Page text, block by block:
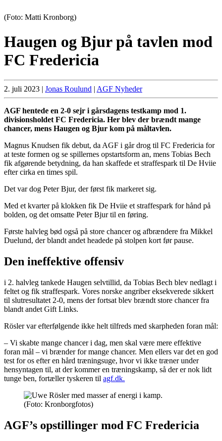
(Foto: Matti Kronborg)
Haugen og Bjur på tavlen mod
FC Fredericia
2. juli 2023 | Jonas Roulund | AGF Nyheder
AGF hentede en 2-0 sejr i gårsdagens testkamp mod 1.
divisionsholdet FC Fredericia. Her blev der brændt mange
chancer, mens Haugen og Bjur kom på måltavlen.
Magnus Knudsen fik debut, da AGF i går drog til FC Fredericia for
at teste formen og se spillernes opstartsform an, mens Tobias Bech
fik afgørende betydning, da han skaffede et straffespark til De Hviie
efter cirka en times spil.
Det var dog Peter Bjur, der først fik markeret sig.
Med et kvarter på klokken fik De Hviie et straffespark for hånd på
bolden, og det omsatte Peter Bjur til en føring.
Første halvleg bød også på store chancer og afbrændere fra Mikkel
Duelund, der blandt andet headede på stolpen kort før pause.
Den ineffektive offensiv
i 2. halvleg tankede Haugen selvtillid, da Tobias Bech blev nedlagt i
feltet og fik straffespark. Vores norske angriber eksekverede sikkert
til slutresultatet 2-0, mens der fortsat blev brændt store chancer fra
blandt andet Gift Links.
Rösler var efterfølgende ikke helt tilfreds med skarpheden foran mål:
– Vi skabte mange chancer i dag, men skal være mere effektive
foran mål – vi brænder for mange chancer. Men ellers var det en god
test for os efter en hård træningsuge, hvor vi ikke træner under
hensyntagen til, at der kommer en træningskamp, så der er nok lidt
tunge ben, fortæller tyskeren til agf.dk.
(Foto: Kronborgfotos)
AGF’s opstillinger mod FC Fredericia